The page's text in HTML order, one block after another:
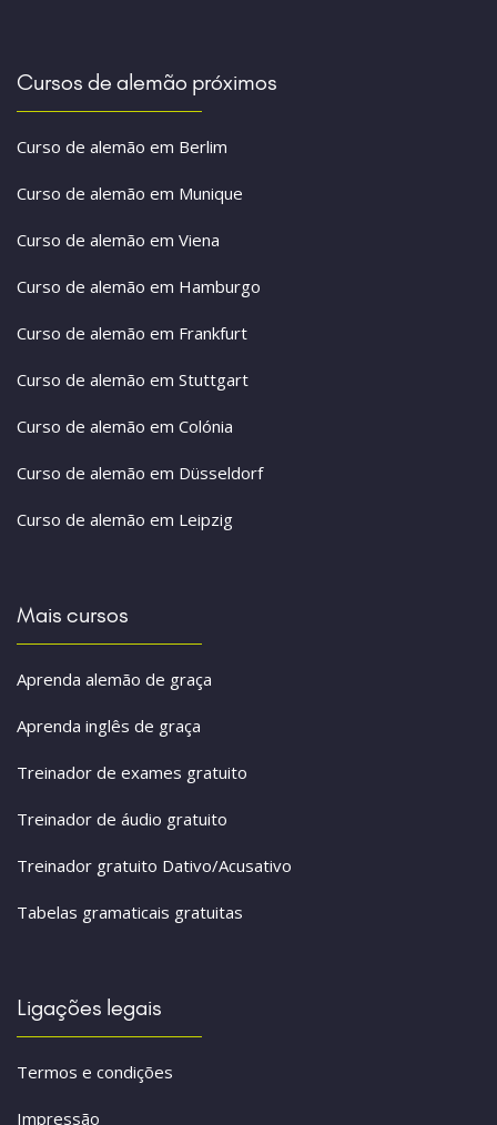
Cursos de alemão próximos
Curso de alemão em Berlim
Curso de alemão em Munique
Curso de alemão em Viena
Curso de alemão em Hamburgo
Curso de alemão em Frankfurt
Curso de alemão em Stuttgart
Curso de alemão em Colónia
Curso de alemão em Düsseldorf
Curso de alemão em Leipzig
Mais cursos
Aprenda alemão de graça
Aprenda inglês de graça
Treinador de exames gratuito
Treinador de áudio gratuito
Treinador gratuito Dativo/Acusativo
Tabelas gramaticais gratuitas
Ligações legais
Termos e condições
Impressão